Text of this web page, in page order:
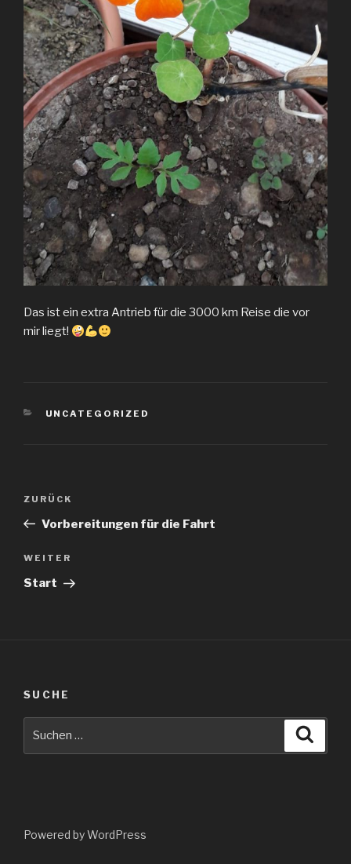
Das ist ein extra Antrieb für die 3000 km Reise die vor
mir liegt!
KATEGORIEN
UNCATEGORIZED
Beitragsnavigation
Vorheriger
Beitrag
ZURÜCK
Vorbereitungen für die Fahrt
Nächster
Beitrag
WEITER
Start
SUCHE
Powered by WordPress